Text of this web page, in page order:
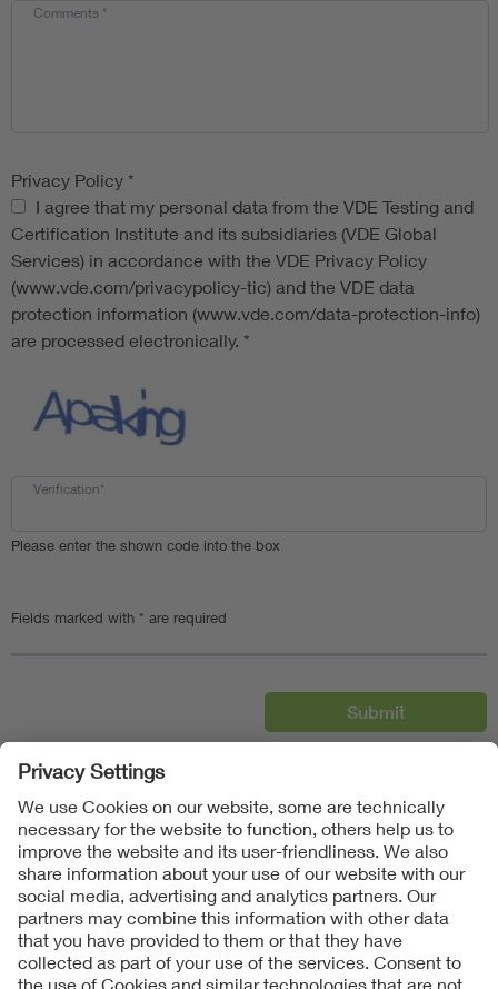
Comments *
Privacy Policy *
Privacy Policy
I agree that my personal data from the VDE Testing and
Certification Institute and its subsidiaries (VDE Global
Services) in accordance with the VDE Privacy Policy
(www.vde.com/privacypolicy-tic) and the VDE data
protection information (www.vde.com/data-protection-info)
are processed electronically. *
Verification*
Please enter the shown code into the box
Fields marked with * are required
Follow us on